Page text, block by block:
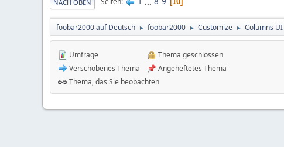
NACH OBEN
foobar2000 auf Deutsch ► foobar2000 ► Customize ► Columns UI
Umfrage
Verschobenes Thema
Thema geschlossen
Angeheftetes Thema
Thema, das Sie beobachten